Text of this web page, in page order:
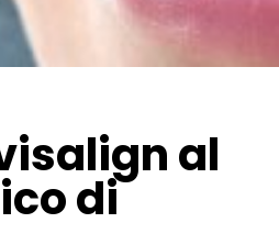
al
di